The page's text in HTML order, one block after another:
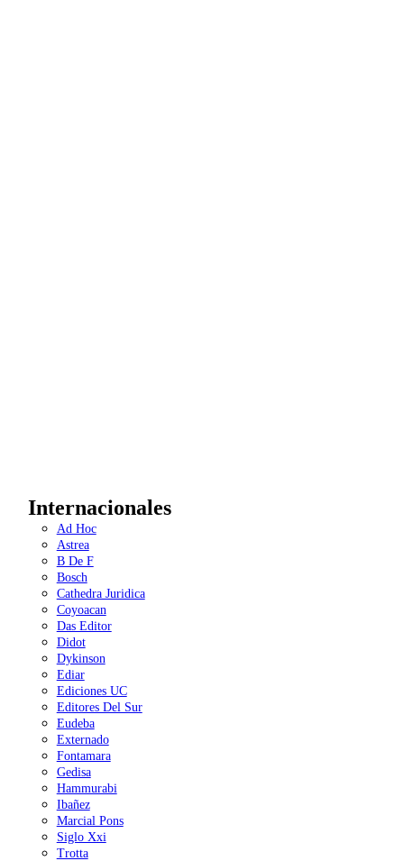
Internacionales
Ad Hoc
Astrea
B De F
Bosch
Cathedra Juridica
Coyoacan
Das Editor
Didot
Dykinson
Ediar
Ediciones UC
Editores Del Sur
Eudeba
Externado
Fontamara
Gedisa
Hammurabi
Ibañez
Marcial Pons
Siglo Xxi
Trotta